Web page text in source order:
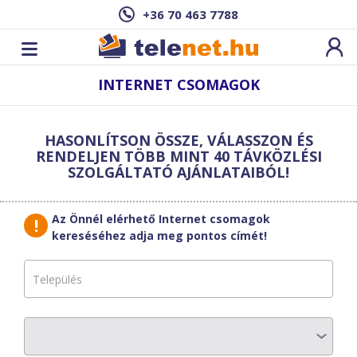
+36 70 463 7788
INTERNET CSOMAGOK
indítása
Találatok erre a címre:
,
Új cím
megadása
Finomítsa a találatokat:
Szolgáltatók
Válasszon
HotZones
Internetkártya
Havi díj
HASONLÍTSON ÖSSZE, VÁLASSZON ÉS
RENDELJEN TÖBB MINT 40 TÁVKÖZLÉSI
SZOLGÁLTATÓ AJÁNLATAIBÓL!
Az Önnél elérhető Internet csomagok
kereséséhez adja meg pontos címét!